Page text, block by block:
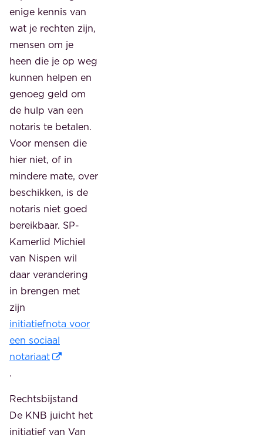
enige kennis van
wat je rechten zijn,
mensen om je
heen die je op weg
kunnen helpen en
genoeg geld om
de hulp van een
notaris te betalen.
Voor mensen die
hier niet, of in
mindere mate, over
beschikken, is de
notaris niet goed
bereikbaar. SP-
Kamerlid Michiel
van Nispen wil
daar verandering
in brengen met
zijn
initiatiefnota voor
een sociaal
notariaat
.
Rechtsbijstand
De KNB juicht het
initiatief van Van